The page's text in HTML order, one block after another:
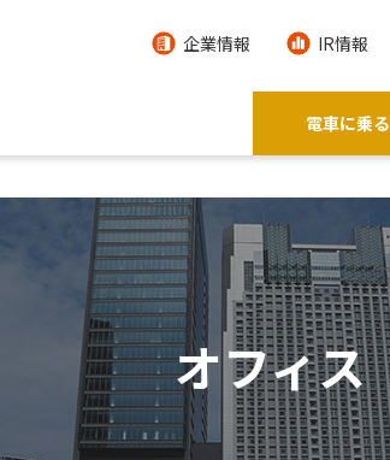
企業情報 IR情報
電車に乗る
オフィス